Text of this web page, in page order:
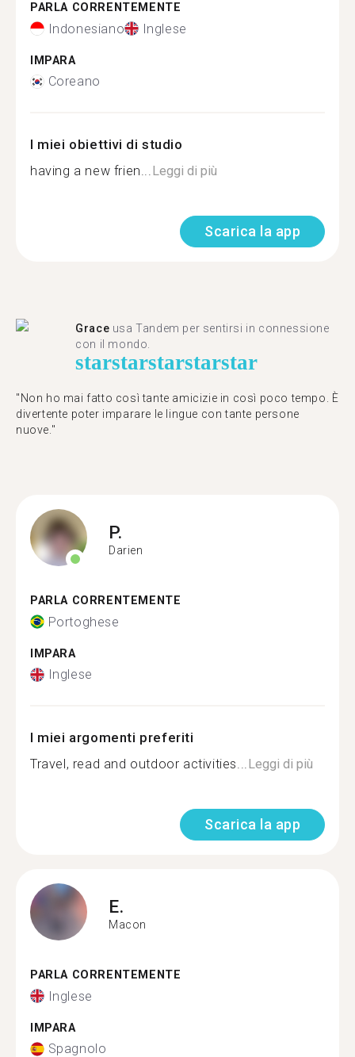
PARLA CORRENTEMENTE
Indonesiano Inglese
IMPARA
Coreano
I miei obiettivi di studio
having a new frien...Leggi di più
Scarica la app
Grace usa Tandem per sentirsi in connessione
con il mondo.
starstarstarstarstar
"Non ho mai fatto così tante amicizie in così poco tempo. È
divertente poter imparare le lingue con tante persone
nuove."
P.
Darien
PARLA CORRENTEMENTE
Portoghese
IMPARA
Inglese
I miei argomenti preferiti
Travel, read and outdoor activities...Leggi di più
Scarica la app
E.
Macon
PARLA CORRENTEMENTE
Inglese
IMPARA
Spagnolo